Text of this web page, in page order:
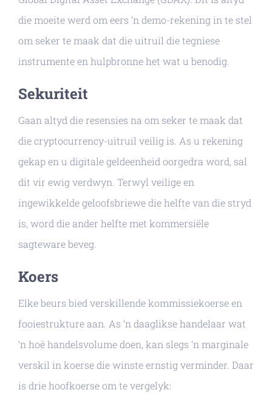
die moeite werd om eers ‘n demo-rekening in te stel
om seker te maak dat die uitruil die tegniese
instrumente en hulpbronne het wat u benodig.
Sekuriteit
Gaan altyd die resensies na om seker te maak dat
die cryptocurrency-uitruil veilig is. As u rekening
gekap en u digitale geldeenheid oorgedra word, sal
dit vir ewig verdwyn. Terwyl veilige en
ingewikkelde geloofsbriewe die helfte van die stryd
is, word die ander helfte met kommersiële
sagteware beveg.
Koers
Elke beurs bied verskillende kommissiekoerse en
fooiestrukture aan. As ‘n daaglikse handelaar wat
‘n hoë handelsvolume doen, kan slegs ‘n marginale
verskil in koerse die winste ernstig verminder. Daar
is drie hoofkoerse om te vergelyk: